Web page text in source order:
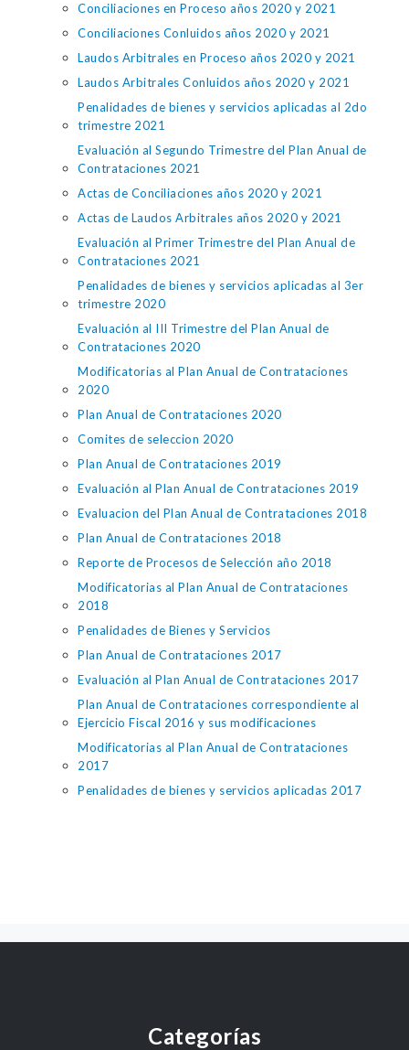
Conciliaciones en Proceso años 2020 y 2021
Conciliaciones Conluidos años 2020 y 2021
Laudos Arbitrales en Proceso años 2020 y 2021
Laudos Arbitrales Conluidos años 2020 y 2021
Penalidades de bienes y servicios aplicadas al 2do
trimestre 2021
Evaluación al Segundo Trimestre del Plan Anual de
Contrataciones 2021
Actas de Conciliaciones años 2020 y 2021
Actas de Laudos Arbitrales años 2020 y 2021
Evaluación al Primer Trimestre del Plan Anual de
Contrataciones 2021
Penalidades de bienes y servicios aplicadas al 3er
trimestre 2020
Evaluación al III Trimestre del Plan Anual de
Contrataciones 2020
Modificatorias al Plan Anual de Contrataciones
2020
Plan Anual de Contrataciones 2020
Comites de seleccion 2020
Plan Anual de Contrataciones 2019
Evaluación al Plan Anual de Contrataciones 2019
Evaluacion del Plan Anual de Contrataciones 2018
Plan Anual de Contrataciones 2018
Reporte de Procesos de Selección año 2018
Modificatorias al Plan Anual de Contrataciones
2018
Penalidades de Bienes y Servicios
Plan Anual de Contrataciones 2017
Evaluación al Plan Anual de Contrataciones 2017
Plan Anual de Contrataciones correspondiente al
Ejercicio Fiscal 2016 y sus modificaciones
Modificatorias al Plan Anual de Contrataciones
2017
Penalidades de bienes y servicios aplicadas 2017
Categorías